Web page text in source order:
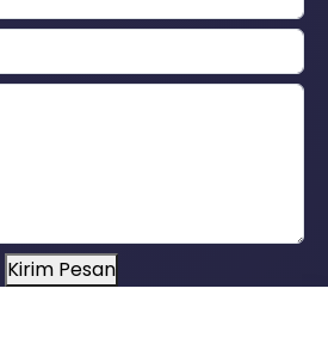
Kirim Pesan